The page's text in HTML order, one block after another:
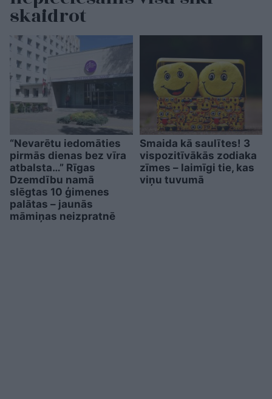
skaidrot
“Nevarētu iedomāties
pirmās dienas bez vīra
atbalsta…” Rīgas
Dzemdību namā
slēgtas 10 ģimenes
palātas – jaunās
māmiņas neizpratnē
Smaida kā saulītes! 3
vispozitīvākās zodiaka
zīmes – laimīgi tie, kas
viņu tuvumā